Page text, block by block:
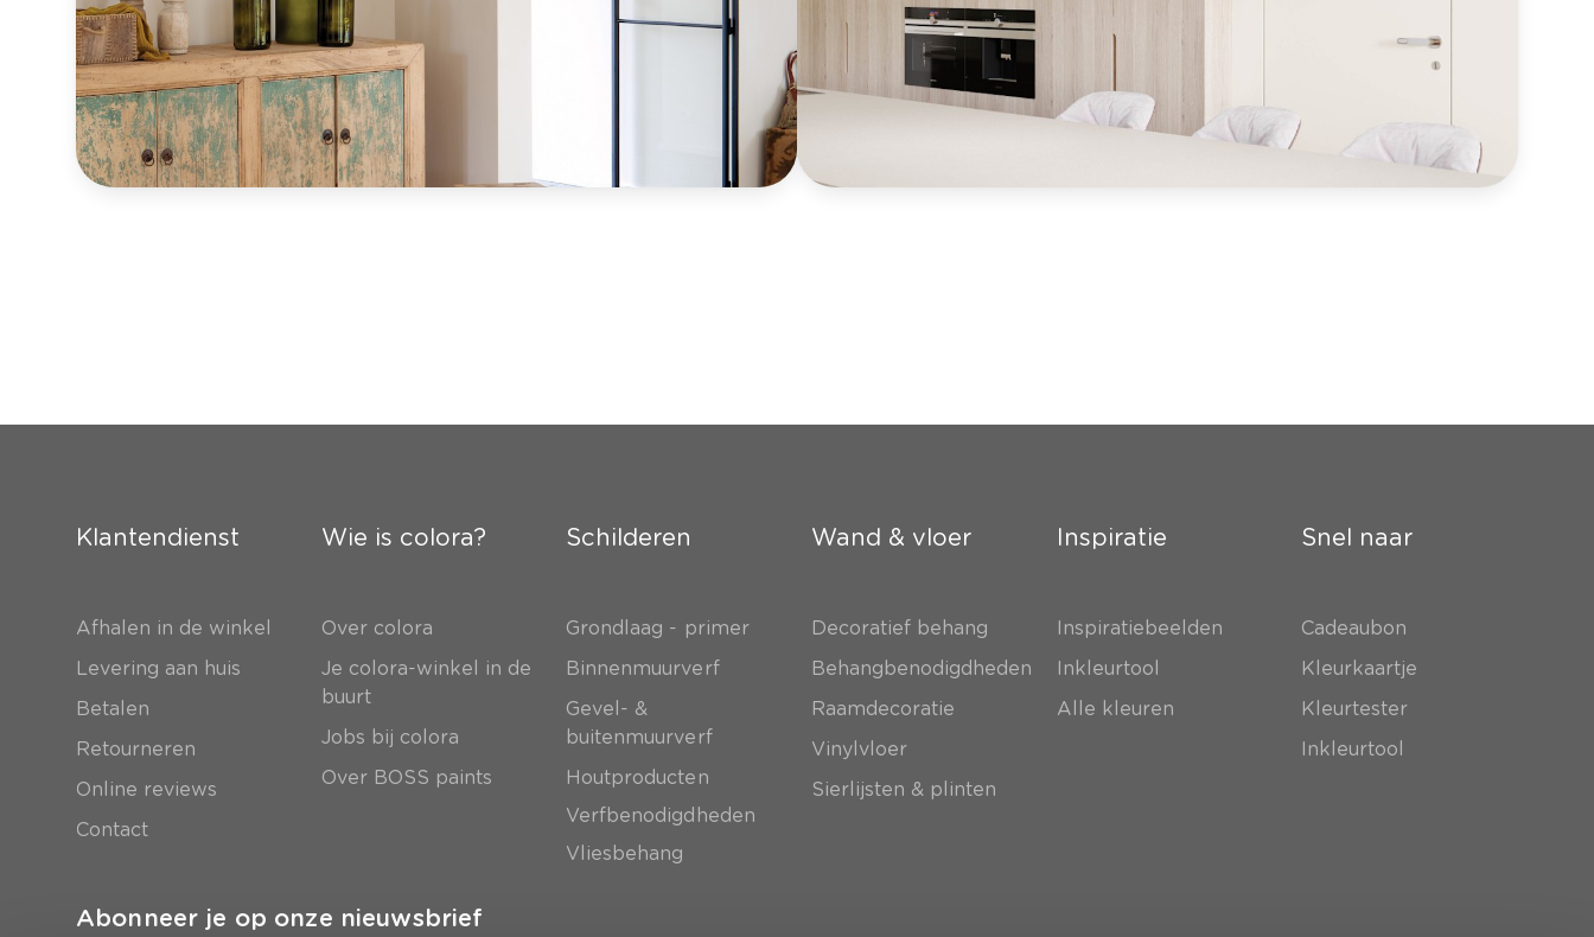
Klantendienst
Afhalen in de winkel
Levering aan huis
Betalen
Retourneren
Online reviews
Contact
Wie is colora?
Over colora
Je colora-winkel in de
buurt
Jobs bij colora
Over BOSS paints
Schilderen
Grondlaag - primer
Binnenmuurverf
Gevel- &
buitenmuurverf
Houtproducten
Verfbenodigdheden
Vliesbehang
Wand & vloer
Decoratief behang
Behangbenodigdheden
Raamdecoratie
Vinylvloer
Sierlijsten & plinten
Inspiratie
Inspiratiebeelden
Inkleurtool
Alle kleuren
Snel naar
Cadeaubon
Kleurkaartje
Kleurtester
Inkleurtool
Abonneer je op onze nieuwsbrief